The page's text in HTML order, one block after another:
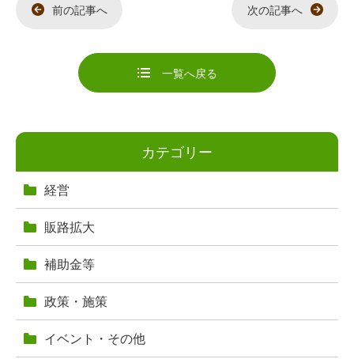
前の記事へ 次の記事へ
一覧へ戻る
カテゴリー
経営
販路拡大
補助金等
政策・施策
イベント・その他